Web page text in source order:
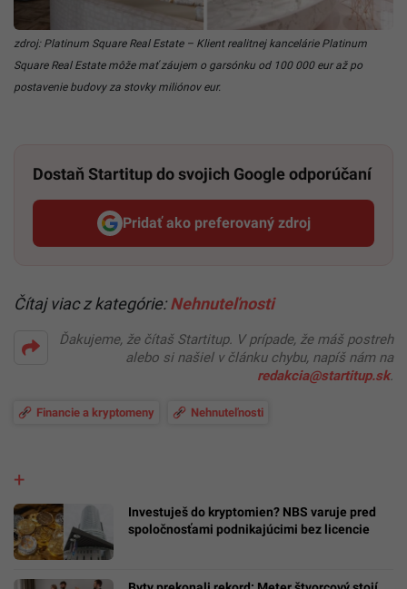
zdroj: Platinum Square Real Estate – Klient realitnej kancelárie Platinum
Square Real Estate môže mať záujem o garsónku od 100 000 eur až po
postavenie budovy za stovky miliónov eur.
Dostaň Startitup do svojich Google odporúčaní
Pridať ako preferovaný zdroj
Startitup, odkaz sa otvorí v
Čítaj viac z kategórie:Nehnuteľnosti
Ďakujeme, že čítaš Startitup. V prípade, že máš postreh
alebo si našiel v článku chybu, napíš nám na
redakcia@startitup.sk.
Financie a kryptomeny Nehnuteľnosti
Investuješ do kryptomien? NBS varuje pred
spoločnosťami podnikajúcimi bez licencie